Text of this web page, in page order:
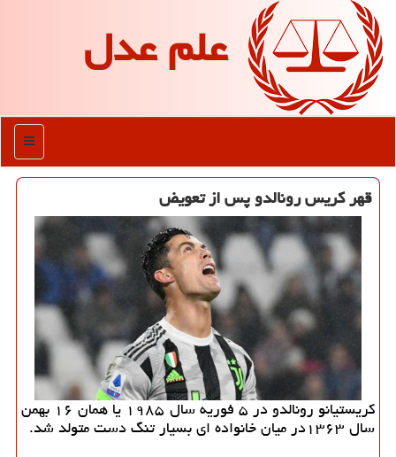
علم عدل
منو
قهر كریس رونالدو پس از تعویض
كریستیانو رونالدو در ۵ فوریه سال ۱۹۸۵ یا همان ۱۶ بهمن
سال ۱۳۶۳در میان خانواده ای بسیار تنگ دست متولد شد.